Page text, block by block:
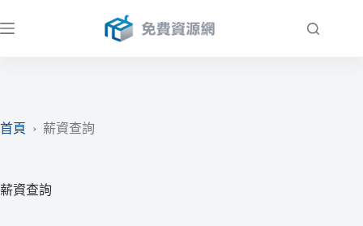
至
首頁
› 薪資查詢
薪資查詢